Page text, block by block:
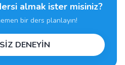
almak ister misiniz?
bir ders planlayın!
DENEYİN